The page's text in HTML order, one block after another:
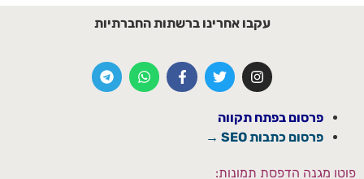
עקבו אחרינו ברשתות החברתיות
פרסום בפתח תקווה
פרסום כתבות SEO →
פוטו מגנה הדפסת תמונות: